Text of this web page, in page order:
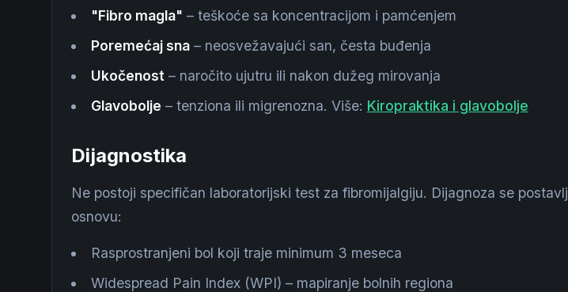
"Fibro magla" – teškoće sa koncentracijom i pamćenjem
Poremećaj sna– neosvežavajući san, česta buđenja
Ukočenost – naročito ujutru ili nakon dužeg mirovanja
Glavobolje – tenziona ili migrenozna. Više: Kiropraktika i glavobolje
Dijagnostika
Ne postoji specifičan laboratorijski test za fibromijalgiju. Dijagnoza se
osnovu:
Rasprostranjeni bol koji traje minimum 3 meseca
Widespread Pain Index (WPI) – mapiranje bolnih regiona